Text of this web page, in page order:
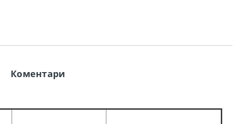
Коментари